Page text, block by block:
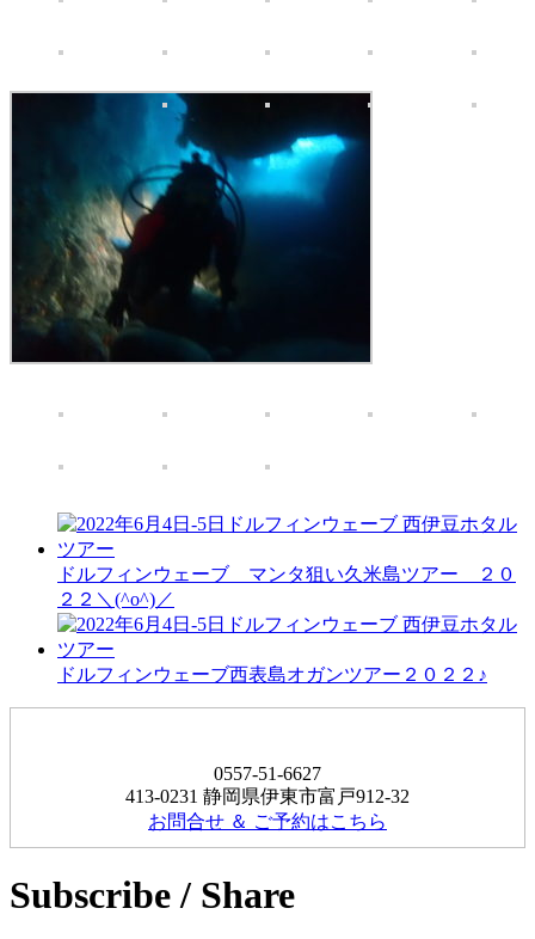
ドルフィンウェーブ マンタ狙い久米島ツアー ２０
２２＼(^o^)／
ドルフィンウェーブ西表島オガンツアー２０２２♪
0557-51-6627
413-0231 静岡県伊東市富戸912-32
お問合せ ＆ ご予約はこちら
Subscribe / Share